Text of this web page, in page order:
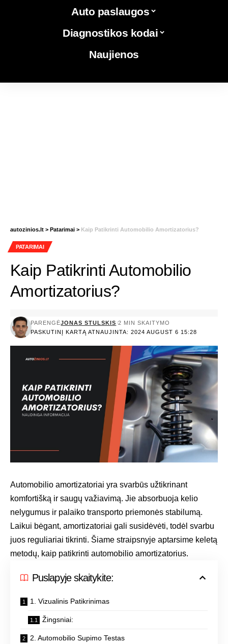
Auto paslaugos
Diagnostikos kodai
Naujienos
autozinios.lt > Patarimai > Kaip Patikrinti Automobilio Amortizatorius?
PATARIMAI
Kaip Patikrinti Automobilio
Amortizatorius?
PASKUTINĮ KARTĄ ATNAUJINTA: 2024 AUGUST 6 15:28
PARENGĖJONAS STULSKIS 2 MIN SKAITYMO
Automobilio amortizatoriai yra svarbūs užtikrinant
komfortišką ir saugų važiavimą. Jie absorbuoja kelio
nelygumus ir palaiko transporto priemonės stabilumą.
Laikui bėgant, amortizatoriai gali susidėvėti, todėl svarbu
juos reguliariai tikrinti. Šiame straipsnyje aptarsime keletą
metodų, kaip patikrinti automobilio amortizatorius.
Puslapyje skaitykite:
1. Vizualinis Patikrinimas
Žingsniai:
2. Automobilio Supimo Testas